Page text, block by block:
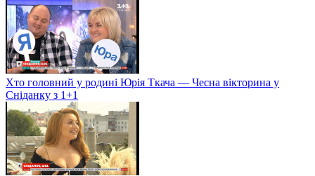
Хто головний у родині Юрія Ткача — Чесна вікторина у
Сніданку з 1+1